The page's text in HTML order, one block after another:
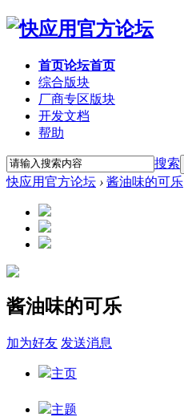
首页论坛首页
综合版块
厂商专区版块
开发文档
帮助
搜索
快应用官方论坛 › 酱油味的可乐
酱油味的可乐
加为好友 发送消息
主页
主题